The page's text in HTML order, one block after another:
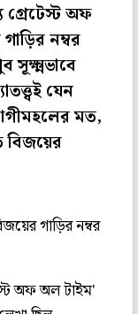
গ্রেটেস্ট অফ
নম্বর
সূক্ষ্মভাবে
যেন
মত,
বিজয়ের
গাড়ির নম্বর
অফ অল টাইম'